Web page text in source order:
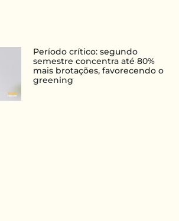
Período crítico: segundo
semestre concentra até 80%
mais brotações, favorecendo o
greening